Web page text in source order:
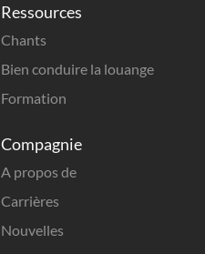
Ressources
Chants
Bien conduire la louange
Formation
Compagnie
A propos de
Carrières
Nouvelles